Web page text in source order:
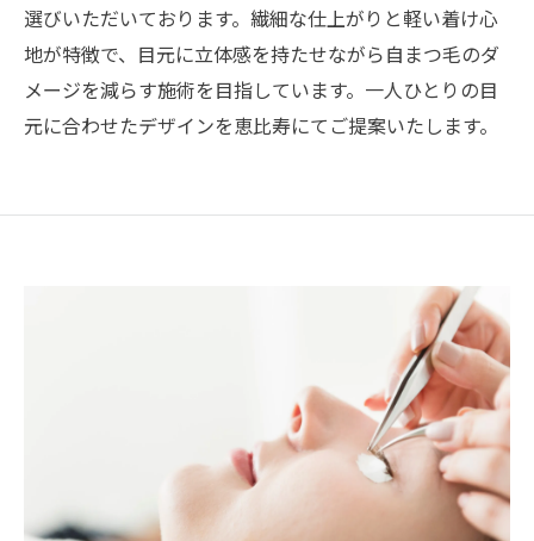
選びいただいております。繊細な仕上がりと軽い着け心
地が特徴で、目元に立体感を持たせながら自まつ毛のダ
メージを減らす施術を目指しています。一人ひとりの目
元に合わせたデザインを恵比寿にてご提案いたします。